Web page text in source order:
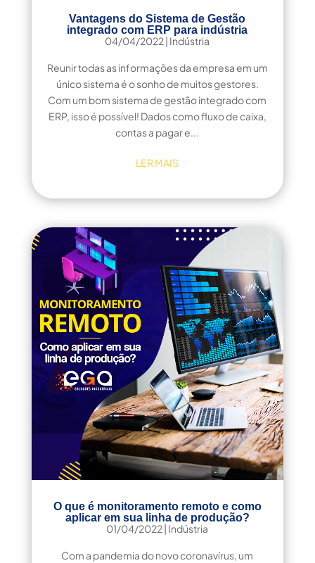
Vantagens do Sistema de Gestão
integrado com ERP para indústria
04/04/2022| Indústria
Reunir todas as informações da empresa em um
único sistema é o sonho de muitos gestores.
Com um bom sistema de gestão integrado com
ERP, isso é possível! Dados como fluxo de caixa,
contas a pagar e...
LER MAIS
O que é monitoramento remoto e como
aplicar em sua linha de produção?
01/04/2022| Indústria
Com a pandemia do novo coronavírus, um